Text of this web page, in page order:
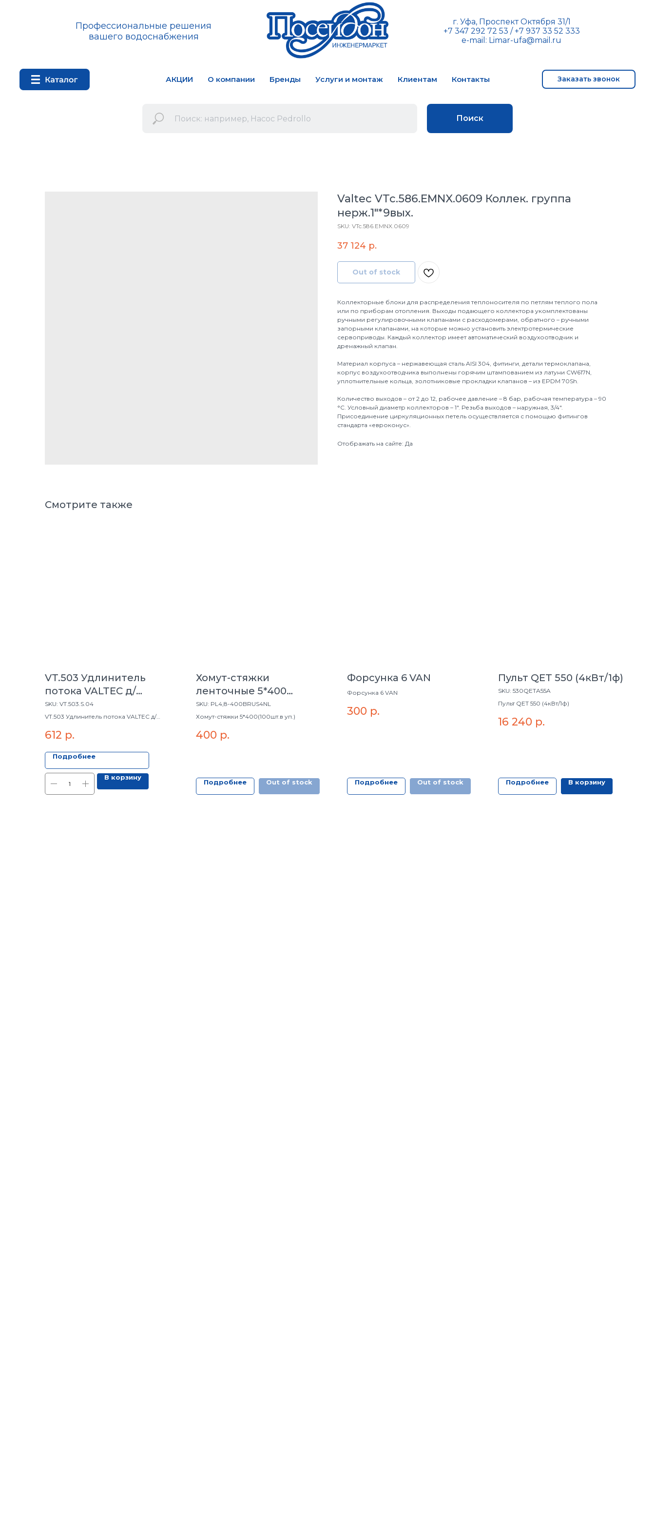
Профессиональные решения
вашего водоснабжения
г. Уфа, Проспект Октября 31/1
+7 347 292 72 53 /+7 937 33 52 333
e-mail: Limar-ufa@mail.ru
АКЦИИ О компании Бренды Услуги и монтаж Клиентам Контакты Заказать звонок
Поиск
Valtec VTc.586.EMNX.0609 Коллек. группа
нерж.1"*9вых.
SKU: VTc.586.EMNX.0609
37 124 р.
Out of stock
Коллекторные блоки для распределения теплоносителя по петлям теплого пола
или по приборам отопления. Выходы подающего коллектора укомплектованы
ручными регулировочными клапанами с расходомерами, обратного – ручными
запорными клапанами, на которые можно установить электротермические
сервоприводы. Каждый коллектор имеет автоматический воздухоотводчик и
дренажный клапан.
Материал корпуса – нержавеющая сталь AISI 304, фитинги, детали термоклапана,
корпус воздухоотводчика выполнены горячим штампованием из латуни CW617N,
уплотнительные кольца, золотниковые прокладки клапанов – из EPDM 70Sh.
Количество выходов – от 2 до 12, рабочее давление – 8 бар, рабочая температура – 90
°С. Условный диаметр коллекторов – 1". Резьба выходов – наружная, 3/4".
Присоединение циркуляционных петель осуществляется с помощью фитингов
стандарта «евроконус».
Отображать на сайте: Да
Смотрите также
VT.503 Удлинитель
потока VALTEC д/
рад.лев. 1/2"
SKU: VT.503.S.04
VT.503 Удлинитель потока VALTEC д/
612 р.
Подробнее
В корзину
Хомут-стяжки
ленточные 5*400
(4,8*400) бел. (100шт.в
уп.)
SKU: PL4,8-400BRUS4NL
Хомут-стяжки 5*400(100шт.в уп.)
400 р.
Подробнее Out of stock
Форсунка 6 VAN
Форсунка 6 VAN
300 р.
Подробнее Out of stock
Пульт QET 550 (4кВт/1ф)
SKU: 530QETA55A
Пульт QET 550 (4кВт/1ф)
16 240 р.
Подробнее В корзину